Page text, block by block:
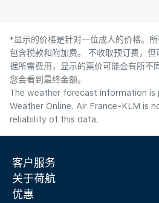
*显示的价格是针对一位成人的价格。所
包含税款和附加费。 不收取预订费，
据所需费用，显示的票价可能会有所不
您会看到最终金额。
The weather forecast information is
Weather Online. Air France-KLM is
reliability of this data.
客户服务
关于荷航
优惠